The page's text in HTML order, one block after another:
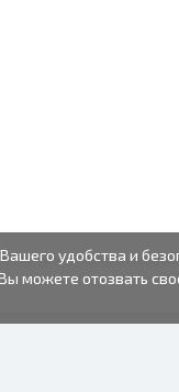
удобства и
можете отозвать